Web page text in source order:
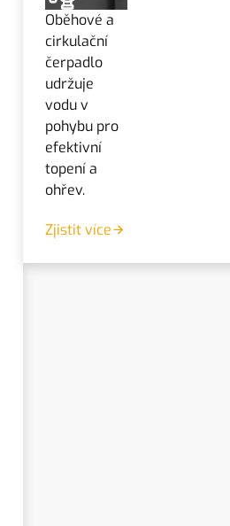
Oběhové a
cirkulační
čerpadlo
udržuje
vodu v
pohybu pro
efektivní
topení a
ohřev.
Zjistit více